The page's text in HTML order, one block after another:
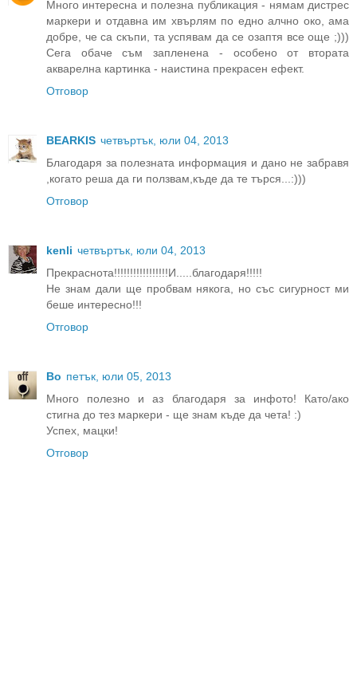
Много интересна и полезна публикация - нямам дистрес
маркери и отдавна им хвърлям по едно алчно око, ама
добре, че са скъпи, та успявам да се озаптя все още ;)))
Сега обаче съм запленена - особено от втората
акварелна картинка - наистина прекрасен ефект.
Отговор
BEARKIS четвъртък, юли 04, 2013
Благодаря за полезната информация и дано не забравя
,когато реша да ги ползвам,къде да те търся...:)))
Отговор
kenli четвъртък, юли 04, 2013
Прекраснота!!!!!!!!!!!!!!!!!И.....благодаря!!!!!
Не знам дали ще пробвам някога, но със сигурност ми
беше интересно!!!
Отговор
Bo петък, юли 05, 2013
Много полезно и аз благодаря за инфото! Като/ако
стигна до тез маркери - ще знам къде да чета! :)
Успех, мацки!
Отговор